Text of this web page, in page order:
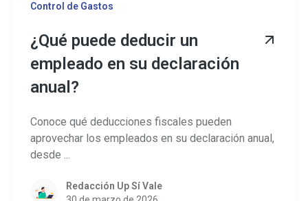
Control de Gastos
¿Qué puede deducir un
empleado en su declaración
anual?
Conoce qué deducciones fiscales pueden
aprovechar los empleados en su declaración anual,
desde ...
Redacción Up Sí Vale